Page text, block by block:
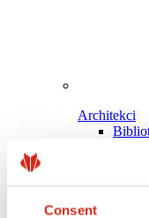
Consent
Architekci